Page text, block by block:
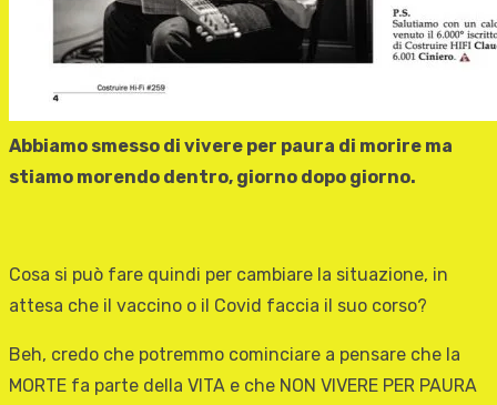
Abbiamo smesso di vivere per paura di morire ma
stiamo morendo dentro, giorno dopo giorno.
Cosa si può fare quindi per cambiare la situazione, in
attesa che il vaccino o il Covid faccia il suo corso?
Beh, credo che potremmo cominciare a pensare che la
MORTE fa parte della VITA e che NON VIVERE PER PAURA